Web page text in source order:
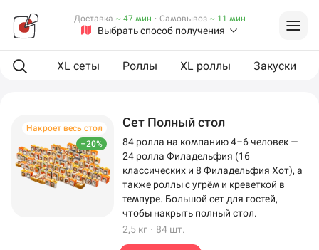
Выбрать способ получения
Доставка ~ 47 мин · Самовывоз ~ 11 мин
еда XL сеты Роллы XL роллы Закуски
–20%
Накроет весь стол Сет Полный стол
84 ролла на компанию 4–6 человек —
24 ролла Филадельфия (16
классических и 8 Филадельфия Хот), а
также роллы с угрём и креветкой в
темпуре. Большой сет для гостей,
чтобы накрыть полный стол.
2,5 кг · 84 шт.